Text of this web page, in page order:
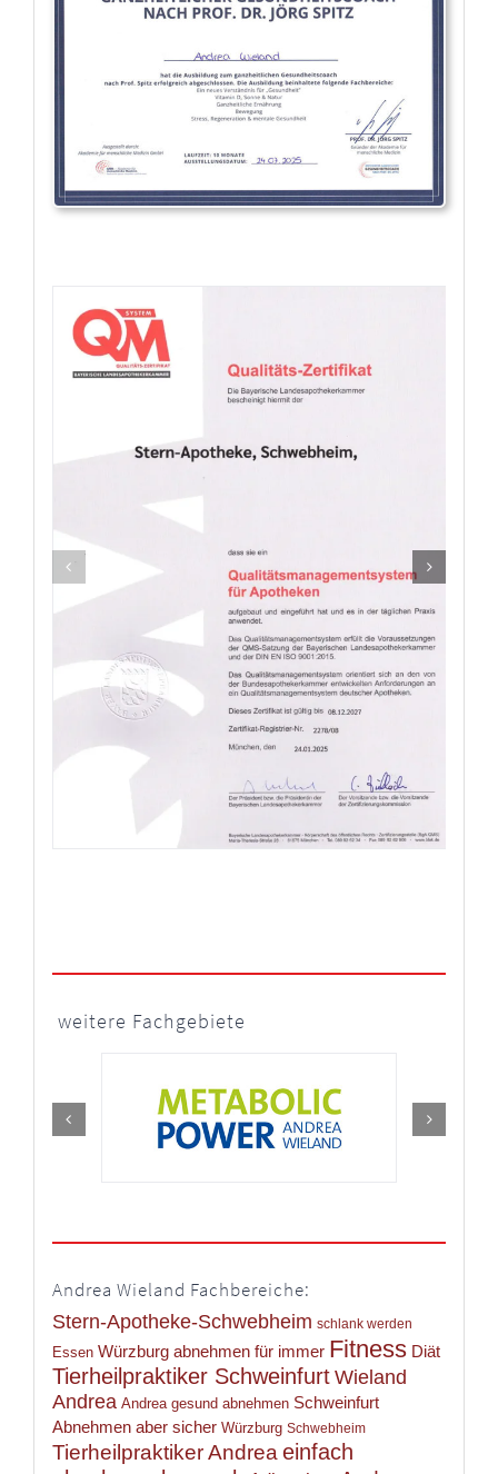
weitere Fachgebiete
Andrea Wieland Fachbereiche:
Stern-Apotheke-Schwebheim schlank werden
Essen Würzburg abnehmen für immer Fitness Diät
Tierheilpraktiker Schweinfurt Wieland
Andrea Andrea gesund abnehmen Schweinfurt
Abnehmen aber sicher Würzburg Schwebheim
Tierheilpraktiker Andrea einfach